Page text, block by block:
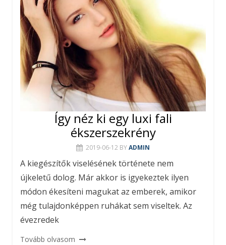
Így néz ki egy luxi fali
ékszerszekrény
2019-06-12 BYADMIN
A kiegészítők viselésének története nem
újkeletű dolog. Már akkor is igyekeztek ilyen
módon ékesíteni magukat az emberek, amikor
még tulajdonképpen ruhákat sem viseltek. Az
évezredek
Tovább olvasom